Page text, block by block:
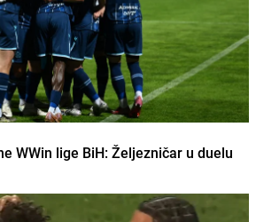
WWin lige BiH: Željezničar u duelu